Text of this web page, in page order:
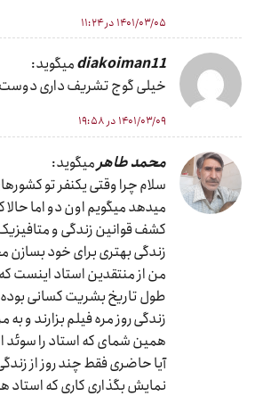
۱۴۰۱/۰۳/۰۵ در ۱۱:۲۴
diakoiman11میگوید:
خیلی گوج تشریف داری
۱۴۰۱/۰۳/۰۹ در ۱۹:۵۸
محمد طاهرمیگوید:
سلام چرا وقتی یکنفر تو
میدهد میگویم اون دو اما حالا
کشف قوانین زندگی و
زندگی بهتری برای خود بسازن
من از منتقدین استاد اینست که
طول تاریخ بشریت کسانی بوده
زندگی روز مره فیلم بزارند و
همین شمای که استاد را
آیا حاضری فقط چند روز از
نمایش بگذاری کاری که استاد